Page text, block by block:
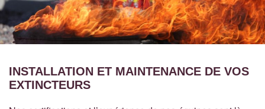
INSTALLATION ET MAINTENANCE DE VOS
EXTINCTEURS